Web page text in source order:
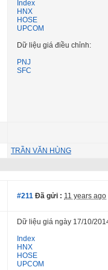
Index
HNX
HOSE
UPCOM
Dữ liệu giá điều chỉnh:
PNJ
SFC
TRẦN VĂN HÙNG
#211 Đã gửi : 11 years ago
Dữ liệu giá ngày 17/10/
Index
HNX
HOSE
UPCOM